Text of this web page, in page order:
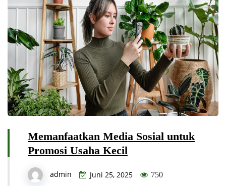
Memanfaatkan Media Sosial untuk
Promosi Usaha Kecil
admin Juni 25, 2025 750